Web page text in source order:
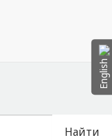
Найти
English